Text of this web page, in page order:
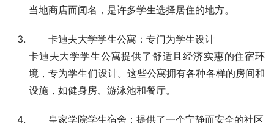
当地商店而闻名，是许多学生选择居住的地方。
卡迪夫大学学生公寓：专门为学生设计
卡迪夫大学学生公寓提供了舒适且经济实惠的住宿环
境，专为学生们设计。这些公寓拥有各种各样的房间和
设施，如健身房、游泳池和餐厅。
皇家学院学生宿舍：提供了一个宁静而安全的社区